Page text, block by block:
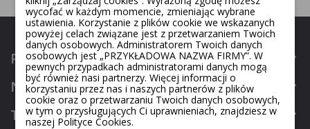
Produkty
Nasza firma
Twoje konto
wycofać w każdym momencie, zmieniając wybrane
ustawienia. Korzystanie z plików cookie we wskazanych
powyżej celach związane jest z przetwarzaniem Twoich
danych osobowych. Administratorem Twoich danych
osobowych jest „PRZYKŁADOWA NAZWA FIRMY”. W
pewnych przypadkach administratorami danych mogą
być również nasi partnerzy. Więcej informacji o
korzystaniu przez nas i naszych partnerów z plików
cookie oraz o przetwarzaniu Twoich danych osobowych,
w tym o przysługujących Ci uprawnieniach, znajdziesz w
naszej Polityce Cookies.